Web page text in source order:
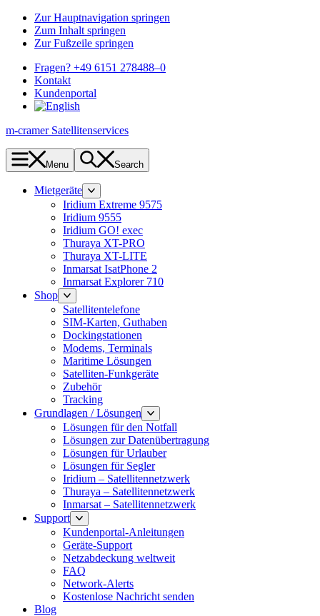
Zur Hauptnavigation springen
Zum Inhalt springen
Zur Fußzeile springen
Fragen? +49 6151 278488–0
Kontakt
Kundenportal
m-cramer Satellitenservices
Menu Search
Mietgeräte
Iridium Extreme 9575
Iridium 9555
Iridium GO! exec
Thuraya XT-PRO
Thuraya XT-LITE
Inmarsat IsatPhone 2
Inmarsat Explorer 710
Shop
Satellitentelefone
SIM-Karten, Guthaben
Dockingstationen
Modems, Terminals
Maritime Lösungen
Satelliten-Funkgeräte
Zubehör
Tracking
Grundlagen / Lösungen
Lösungen für den Notfall
Lösungen zur Datenübertragung
Lösungen für Urlauber
Lösungen für Segler
Iridium – Satellitennetzwerk
Thuraya – Satellitennetzwerk
Inmarsat – Satellitennetzwerk
Support
Kundenportal-Anleitungen
Geräte-Support
Netzabdeckung weltweit
FAQ
Network-Alerts
Kostenlose Nachricht senden
Blog